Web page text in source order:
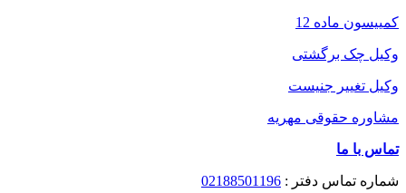
کمییسون ماده 12
وکیل چک برگشتی
وکیل تغییر جنیست
مشاوره حقوقی مهریه
تماس با ما
شماره تماس دفتر : 02188501196